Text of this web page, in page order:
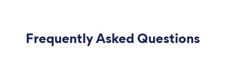
Frequently Asked Questions